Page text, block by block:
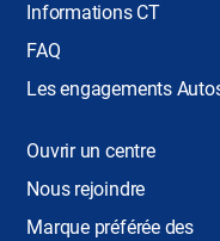
Informations CT
FAQ
Les engagements
Ouvrir un centre
Nous rejoindre
Marque préférée des